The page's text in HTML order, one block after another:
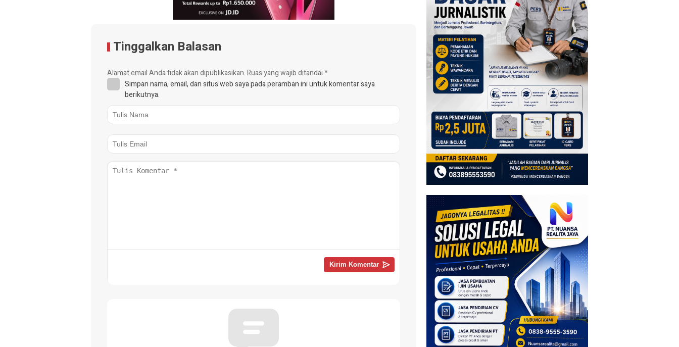
Tinggalkan Balasan
Alamat email Anda tidak akan dipublikasikan.Ruas yang wajib ditandai*
Simpan nama, email, dan situs web saya pada peramban ini untuk komentar saya
berikutnya.